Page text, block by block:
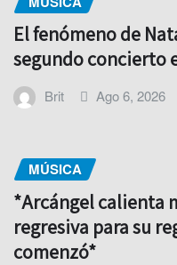
El fenómeno de
segundo concierto
Brit Ago 6, 2026
MÚSICA
*Arcángel calienta
regresiva para su
comenzó*